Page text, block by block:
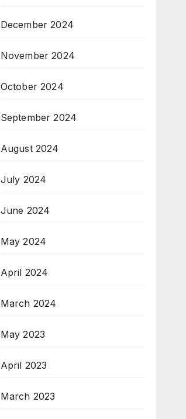
December 2024
November 2024
October 2024
September 2024
August 2024
July 2024
June 2024
May 2024
April 2024
March 2024
May 2023
April 2023
March 2023